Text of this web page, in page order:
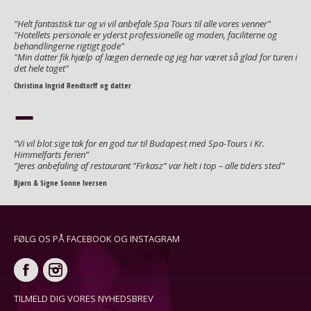
"Helt fantastisk tur og vi vil anbefale Spa Tours til alle vores venner"
"Hotellets personale er yderst professionelle og maden, faciliterne og
behandlingerne rigtigt gode"
"Min datter fik hjælp af lægen dernede og jeg har været så glad for turen i
det hele taget"
Christina Ingrid Rendtorff og datter
”Vi vil blot sige tak for en god tur til Budapest med Spa-Tours i Kr.
Himmelfarts ferien”
”Jeres anbefaling af restaurant ”Firkasz” var helt i top – alle tiders sted”
Bjørn & Signe Sonne Iversen
FØLG OS PÅ FACEBOOK OG INSTAGRAM
TILMELD DIG VORES NYHEDSBREV